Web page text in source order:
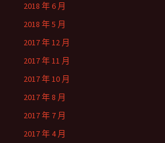
2018 年 6 月
2018 年 5 月
2017 年 12 月
2017 年 11 月
2017 年 10 月
2017 年 8 月
2017 年 7 月
2017 年 4 月